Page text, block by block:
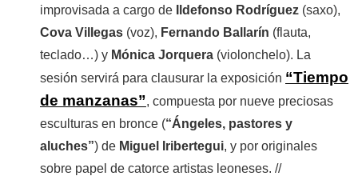
improvisada a cargo de
Ildefonso Rodríguez (saxo),
Cova Villegas (voz), Fernando Ballarín (flauta,
teclado…) y Mónica Jorquera (violonchelo). La
sesión servirá para clausurar la exposición “Tiempo
de manzanas”, compuesta por nueve preciosas
esculturas en bronce (“Ángeles, pastores y
aluches”) de Miguel Iribertegui, y por originales
sobre papel de catorce artistas leoneses. //